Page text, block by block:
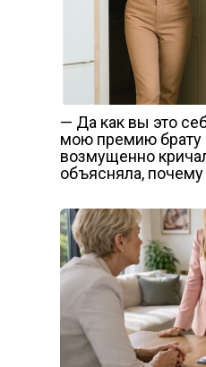
— Да как вы это
мою премию брату
возмущенно
объясняла,